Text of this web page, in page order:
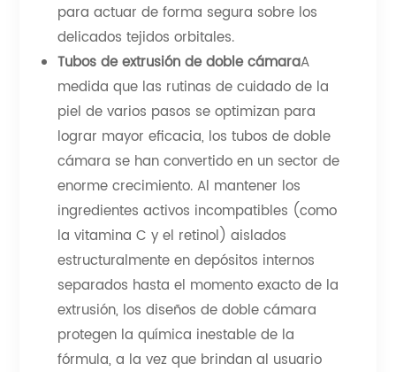
para actuar de forma segura sobre los
delicados tejidos orbitales.
Tubos de extrusión de doble cámaraA
medida que las rutinas de cuidado de la
piel de varios pasos se optimizan para
lograr mayor eficacia, los tubos de doble
cámara se han convertido en un sector de
enorme crecimiento. Al mantener los
ingredientes activos incompatibles (como
la vitamina C y el retinol) aislados
estructuralmente en depósitos internos
separados hasta el momento exacto de la
extrusión, los diseños de doble cámara
protegen la química inestable de la
fórmula, a la vez que brindan al usuario